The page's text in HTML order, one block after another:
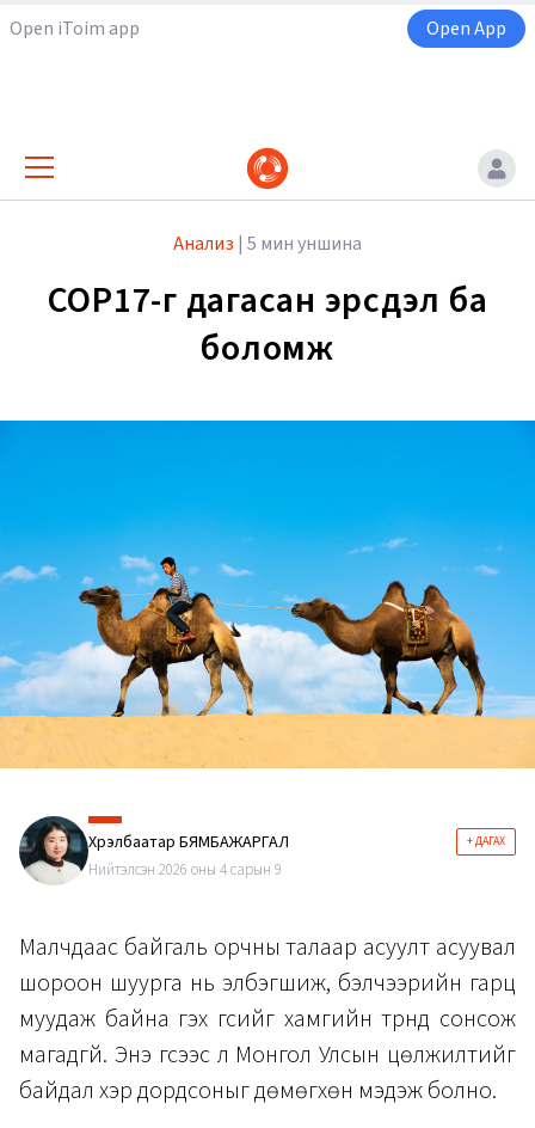
Open iToim app Open App
Анализ | 5 мин уншина
COP17-г дагасан эрсдэл ба
боломж
Хүрэлбаатар БЯМБАЖАРГАЛ + ДАГАХ
Нийтэлсэн 2026 оны 4 сарын 9
Малчдаас байгаль орчны талаар асуулт асуувал
шороон шуурга нь элбэгшиж, бэлчээрийн гарц
муудаж байна гэх үгсийг хамгийн түрүүнд сонсож
магадгүй. Энэ үгсээс л Монгол Улсын цөлжилтийг
байдал хэр дордсоныг дөмөгхөн мэдэж болно.